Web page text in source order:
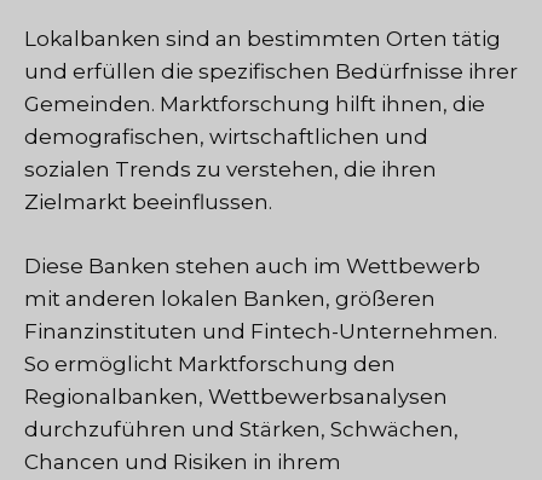
Lokalbanken sind an bestimmten Orten tätig
und erfüllen die spezifischen Bedürfnisse ihrer
Gemeinden. Marktforschung hilft ihnen, die
demografischen, wirtschaftlichen und
sozialen Trends zu verstehen, die ihren
Zielmarkt beeinflussen.
Diese Banken stehen auch im Wettbewerb
mit anderen lokalen Banken, größeren
Finanzinstituten und Fintech-Unternehmen.
So ermöglicht Marktforschung den
Regionalbanken, Wettbewerbsanalysen
durchzuführen und Stärken, Schwächen,
Chancen und Risiken in ihrem